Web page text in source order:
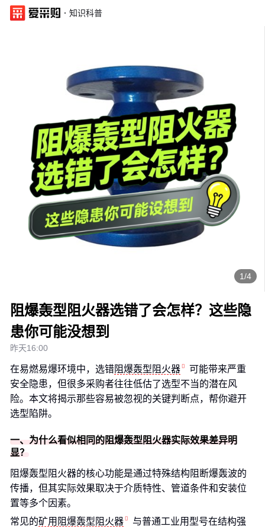
· 知识科普
1/4
阻爆轰型阻火器选错了会怎样？这些隐
患你可能没想到
昨天16:00
在易燃易爆环境中，选错阻爆轰型阻火器
可能带来严重
安全隐患，但很多采购者往往低估了选型不当的潜在风
险。本文将揭示那些容易被忽视的关键判断点，帮你避开
选型陷阱。
一、为什么看似相同的阻爆轰型阻火器实际效果差异明
显？
阻爆轰型阻火器的核心功能是通过特殊结构阻断爆轰波的
传播，但其实际效果取决于介质特性、管道条件和安装位
置等多个因素。
常见的矿用阻爆轰型阻火器
与普通工业用型号在结构强